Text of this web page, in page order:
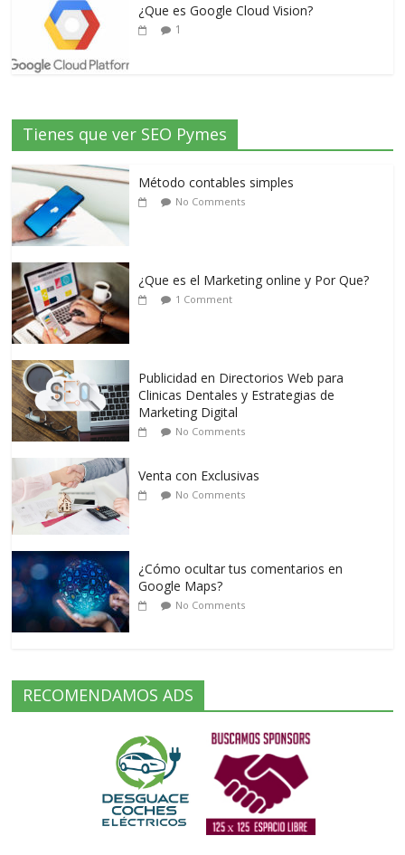
¿Que es Google Cloud Vision?
1
Tienes que ver SEO Pymes
Método contables simples
No Comments
¿Que es el Marketing online y Por Que?
1 Comment
Publicidad en Directorios Web para
Clinicas Dentales y Estrategias de
Marketing Digital
No Comments
Venta con Exclusivas
No Comments
¿Cómo ocultar tus comentarios en
Google Maps?
No Comments
RECOMENDAMOS ADS